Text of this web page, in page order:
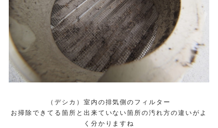
（デシカ）室内の排気側のフィルター
お掃除できてる箇所と出来ていない箇所の汚れ方の違いがよ
く分かりますね